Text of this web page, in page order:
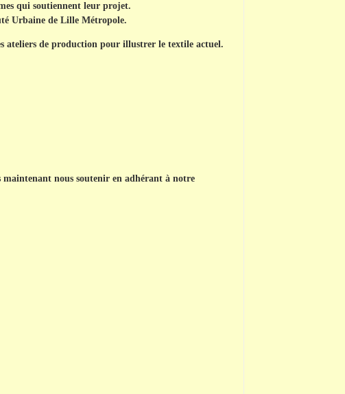
qui soutiennent leur projet.
Urbaine de Lille Métropole.
ateliers de production pour illustrer le textile actuel.
maintenant nous soutenir en adhérant à notre